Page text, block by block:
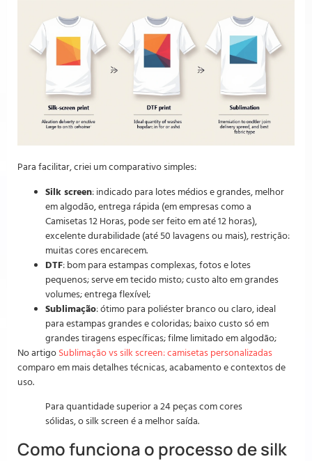
Para facilitar, criei um comparativo simples:
Silk screen: indicado para lotes médios e grandes, melhor
em algodão, entrega rápida (em empresas como a
Camisetas 12 Horas, pode ser feito em até 12 horas),
excelente durabilidade (até 50 lavagens ou mais), restrição:
muitas cores encarecem.
DTF: bom para estampas complexas, fotos e lotes
pequenos; serve em tecido misto; custo alto em grandes
volumes; entrega flexível;
Sublimação: ótimo para poliéster branco ou claro, ideal
para estampas grandes e coloridas; baixo custo só em
grandes tiragens específicas; filme limitado em algodão;
No artigo Sublimação vs silk screen: camisetas personalizadas
comparo em mais detalhes técnicas, acabamento e contextos de
uso.
Para quantidade superior a 24 peças com cores
sólidas, o silk screen é a melhor saída.
Como funciona o processo de silk